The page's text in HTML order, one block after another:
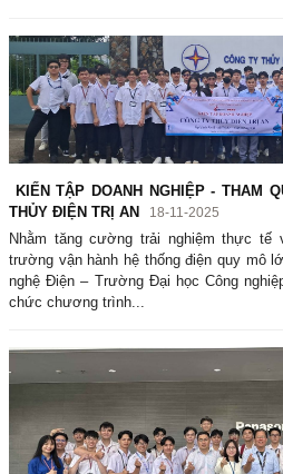
KIẾN TẬP DOANH NGHIỆP - THAM
THỦY ĐIỆN TRỊ AN
18-11-2025
Nhằm tăng cường trải nghiệm thực tế
trường vận hành hệ thống điện quy mô
nghệ Điện – Trường Đại học Công
chức chương trình...